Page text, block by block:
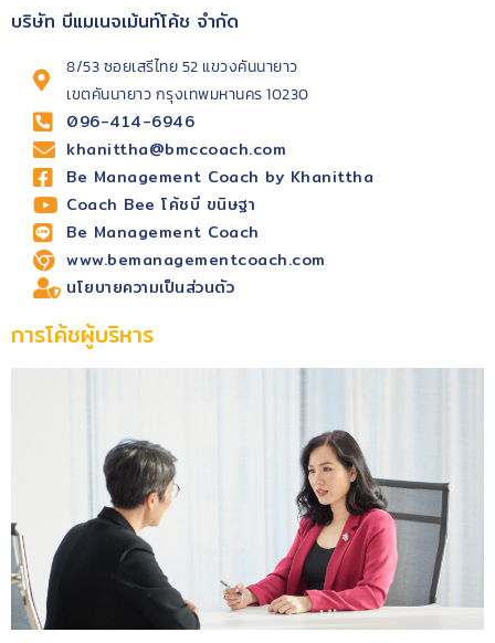
บริษัท บีแมเนจเม้นท์โค้ช จำกัด
8/53 ซอยเสรีไทย 52 แขวงคันนายาว
เขตคันนายาว กรุงเทพมหานคร 10230
096-414-6946
khanittha@bmccoach.com
Be Management Coach by Khanittha
Coach Bee โค้ชบี ขนิษฐา
Be Management Coach
www.bemanagementcoach.com
นโยบายความเป็นส่วนตัว
การโค้ชผู้บริหาร